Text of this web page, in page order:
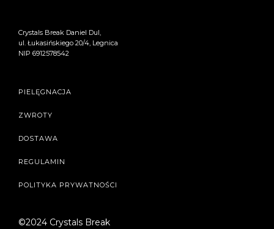
Crystals Break Daniel Dul,
ul. Łukasińskiego 20/4, Legnica
NIP 6912578542
PIELĘGNACJA
ZWROTY
DOSTAWA
REGULAMIN
POLITYKA PRYWATNOŚCI
©2024 Crystals Break